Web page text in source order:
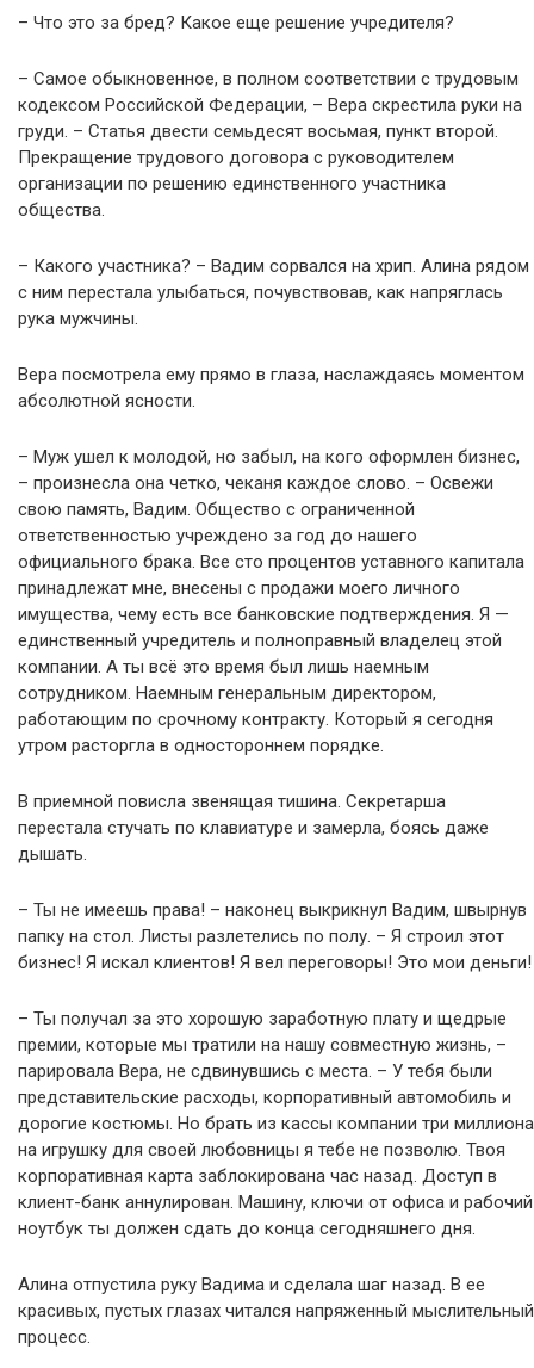
– Что это за бред? Какое еще решение учредителя?
– Самое обыкновенное, в полном соответствии с трудовым
кодексом Российской Федерации, – Вера скрестила руки на
груди. – Статья двести семьдесят восьмая, пункт второй.
Прекращение трудового договора с руководителем
организации по решению единственного участника
общества.
– Какого участника? – Вадим сорвался на хрип. Алина рядом
с ним перестала улыбаться, почувствовав, как напряглась
рука мужчины.
Вера посмотрела ему прямо в глаза, наслаждаясь моментом
абсолютной ясности.
– Муж ушел к молодой, но забыл, на кого оформлен бизнес,
– произнесла она четко, чеканя каждое слово. – Освежи
свою память, Вадим. Общество с ограниченной
ответственностью учреждено за год до нашего
официального брака. Все сто процентов уставного капитала
принадлежат мне, внесены с продажи моего личного
имущества, чему есть все банковские подтверждения. Я —
единственный учредитель и полноправный владелец этой
компании. А ты всё это время был лишь наемным
сотрудником. Наемным генеральным директором,
работающим по срочному контракту. Который я сегодня
утром расторгла в одностороннем порядке.
В приемной повисла звенящая тишина. Секретарша
перестала стучать по клавиатуре и замерла, боясь даже
дышать.
– Ты не имеешь права! – наконец выкрикнул Вадим, швырнув
папку на стол. Листы разлетелись по полу. – Я строил этот
бизнес! Я искал клиентов! Я вел переговоры! Это мои деньги!
– Ты получал за это хорошую заработную плату и щедрые
премии, которые мы тратили на нашу совместную жизнь, –
парировала Вера, не сдвинувшись с места. – У тебя были
представительские расходы, корпоративный автомобиль и
дорогие костюмы. Но брать из кассы компании три миллиона
на игрушку для своей любовницы я тебе не позволю. Твоя
корпоративная карта заблокирована час назад. Доступ в
клиент-банк аннулирован. Машину, ключи от офиса и рабочий
ноутбук ты должен сдать до конца сегодняшнего дня.
Алина отпустила руку Вадима и сделала шаг назад. В ее
красивых, пустых глазах читался напряженный мыслительный
процесс.